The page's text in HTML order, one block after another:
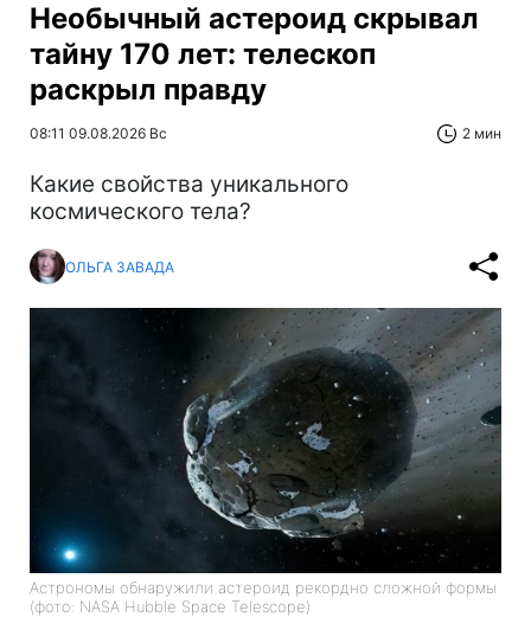
Необычный астероид скрывал
тайну 170 лет: телескоп
раскрыл правду
08:11 09.08.2026 Вс 2 мин
Какие свойства уникального
космического тела?
ОЛЬГА ЗАВАДА
Астрономы обнаружили астероид рекордно сложной формы
(фото: NASA Hubble Space Telescope)